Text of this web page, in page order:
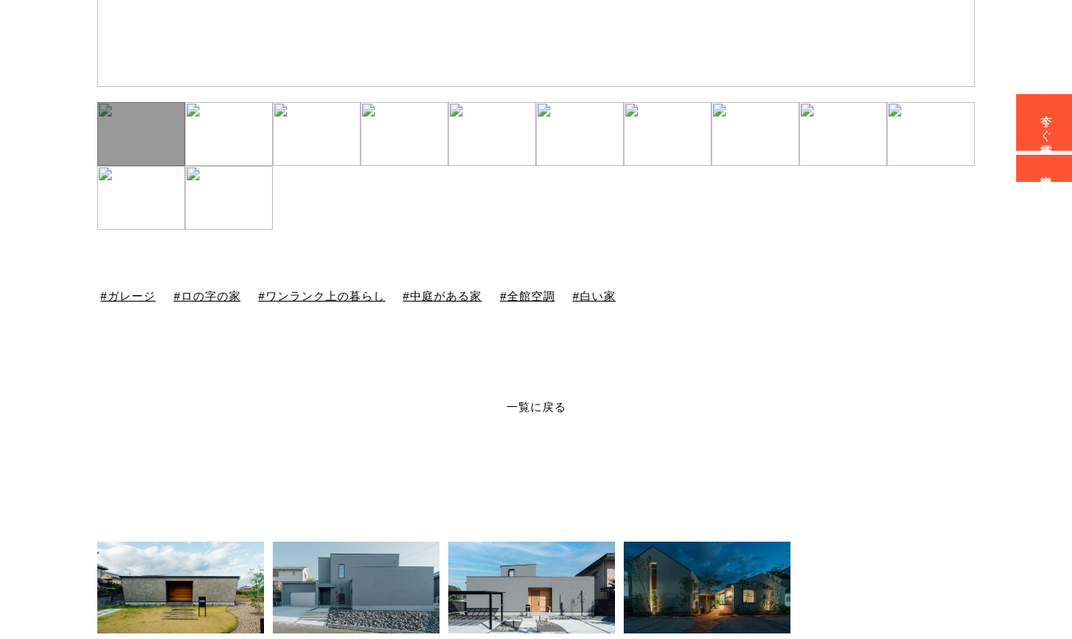
ガレージ ロの字の家 ワンランク上の暮らし 中庭がある家 全館空調 白い家
一覧に戻る
今すぐ電話予約